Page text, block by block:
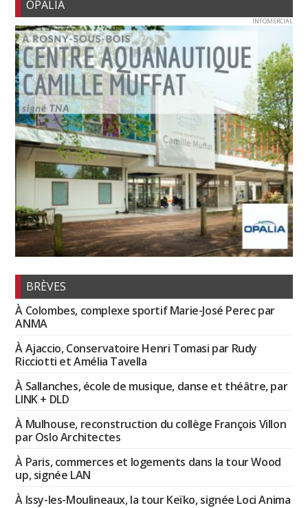
OPALIA
INFOMERCIAL
BRÈVES
À Colombes, complexe sportif Marie-José Perec par
ANMA
À Ajaccio, Conservatoire Henri Tomasi par Rudy
Ricciotti et Amélia Tavella
À Sallanches, école de musique, danse et théâtre, par
LINK + DLD
À Mulhouse, reconstruction du collège François Villon
par Oslo Architectes
À Paris, commerces et logements dans la tour Wood
up, signée LAN
À Issy-les-Moulineaux, la tour Keïko, signée Loci Anima